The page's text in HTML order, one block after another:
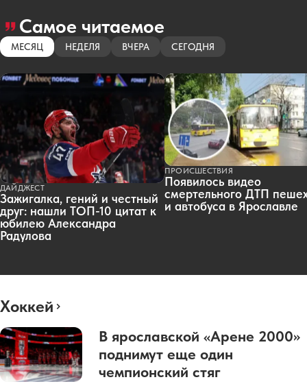
Самое читаемое
МЕСЯЦ НЕДЕЛЯ ВЧЕРА СЕГОДНЯ
ДАЙДЖЕСТ
Зажигалка, гений и честный
друг: нашли ТОП-10 цитат к
юбилею Александра
Радулова
ПРОИСШЕСТВИЯ
Появилось видео
смертельного ДТП
и автобуса в Ярославле
Хоккей
В ярославской «Арене 2000»
поднимут еще один
чемпионский стяг